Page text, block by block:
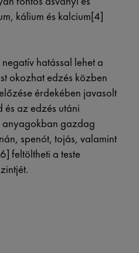
kálium és kalcium[4]
hatással lehet a
okozhat edzés közben
érdekében javasolt
és az edzés utáni
gazdag
spenót, tojás, valamint
feltöltheti a teste